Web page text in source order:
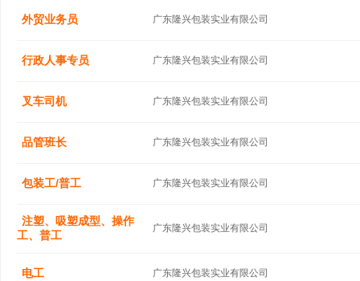
外贸业务员 广东隆兴包装实业有限公司
行政人事专员 广东隆兴包装实业有限公司
叉车司机 广东隆兴包装实业有限公司
品管班长 广东隆兴包装实业有限公司
包装工/普工 广东隆兴包装实业有限公司
注塑、吸塑成型、操作
工、普工
广东隆兴包装实业有限公司
电工 广东隆兴包装实业有限公司